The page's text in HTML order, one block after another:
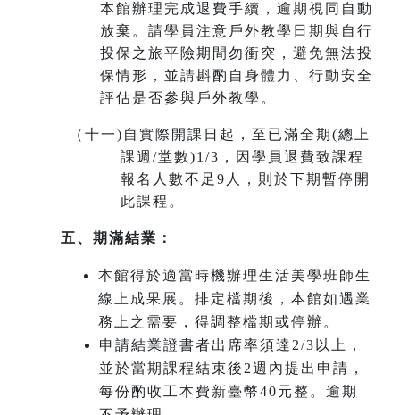
本館辦理完成退費手續， 逾期視同自動
放棄 。請學員注意戶外教學日期與自行
投保之旅平險期間勿衝突，避免無法投
保情形，並請斟酌自身體力、行動安全
評估是否參與戶外教學。
（十一) 自實際開課日起，至已滿全期(總上
課週/堂數)1/3，因學員退費致課程
報名人數不足9人，則於下期暫停開
此課程。
五、期滿結業：
本館得於適當時機辦理生活美學班師生
線上成果展。排定檔期後，本館如遇業
務上之需要，得調整檔期或停辦。
申請結業證書者出席率須達2/3以上，
並於當期課程結束後2週內提出申請，
每份酌收工本費新臺幣40元整。逾期